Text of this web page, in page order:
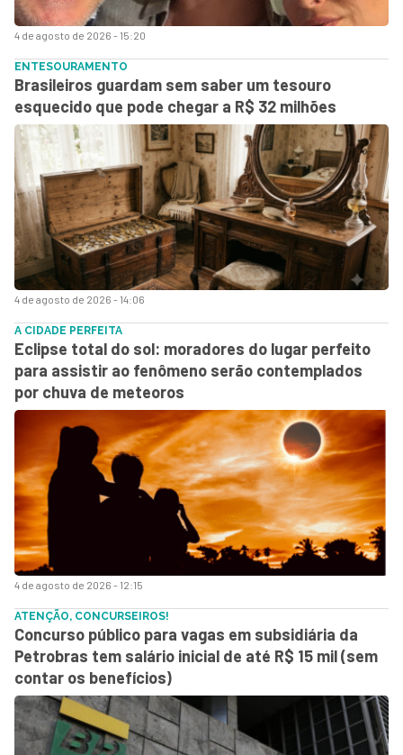
4 de agosto de 2026 - 15:20
4 de agosto de 2026 - 14:06
ENTESOURAMENTO
Brasileiros guardam sem saber um tesouro
esquecido que pode chegar a R$ 32 milhões
4 de agosto de 2026 - 12:15
A CIDADE PERFEITA
Eclipse total do sol: moradores do lugar perfeito
para assistir ao fenômeno serão contemplados
por chuva de meteoros
ATENÇÃO, CONCURSEIROS!
Concurso público para vagas em subsidiária da
Petrobras tem salário inicial de até R$ 15 mil (sem
contar os benefícios)